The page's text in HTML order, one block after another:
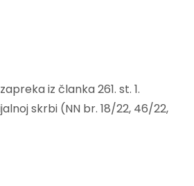
iz članka 261. st. 1.
skrbi (NN br. 18/22, 46/22,